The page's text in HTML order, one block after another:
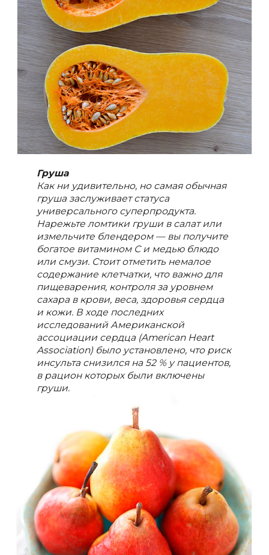
Груша
Как ни удивительно, но самая обычная
груша заслуживает статуса
универсального суперпродукта.
Нарежьте ломтики груши в салат или
измельчите блендером — вы получите
богатое витамином С и медью блюдо
или смузи. Стоит отметить немалое
содержание клетчатки, что важно для
пищеварения, контроля за уровнем
сахара в крови, веса, здоровья сердца
и кожи. В ходе последних
исследований Американской
ассоциации сердца (American Heart
Association) было установлено, что риск
инсульта снизился на 52 % у пациентов,
в рацион которых были включены
груши.